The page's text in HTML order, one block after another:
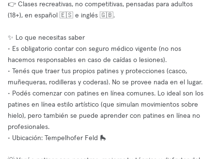
👉 Clases recreativas, no competitivas, pensadas para adultos
(18+), en español 🇪🇸 e inglés 🇬🇧.
✨ Lo que necesitas saber
• Es obligatorio contar con seguro médico vigente (no nos
hacemos responsables en caso de caídas o lesiones).
• Tenés que traer tus propios patines y protecciones (casco,
muñequeras, rodilleras y coderas). No se provee nada en el lugar.
• Podés comenzar con patines en línea comunes. Lo ideal son los
patines en línea estilo artístico (que simulan movimientos sobre
hielo), pero también se puede aprender con patines en línea no
profesionales.
• Ubicación: Tempelhofer Feld 🛼